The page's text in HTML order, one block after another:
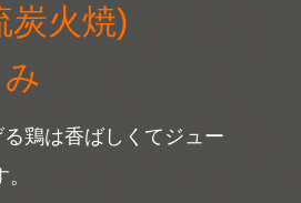
炭火焼)
鶏は香ばしくてジュー